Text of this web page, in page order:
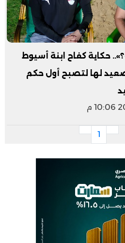
حكاية كفاح ابنة أسيوط
لها لتصبح أول حكم
1